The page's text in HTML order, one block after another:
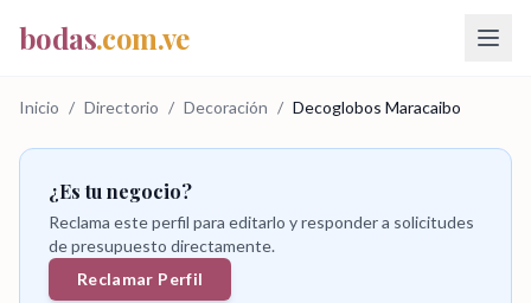
bodas.com.ve
Inicio / Directorio / Decoración / Decoglobos Maracaibo
¿Es tu negocio?
Reclama este perfil para editarlo y responder a solicitudes
de presupuesto directamente.
Reclamar Perfil